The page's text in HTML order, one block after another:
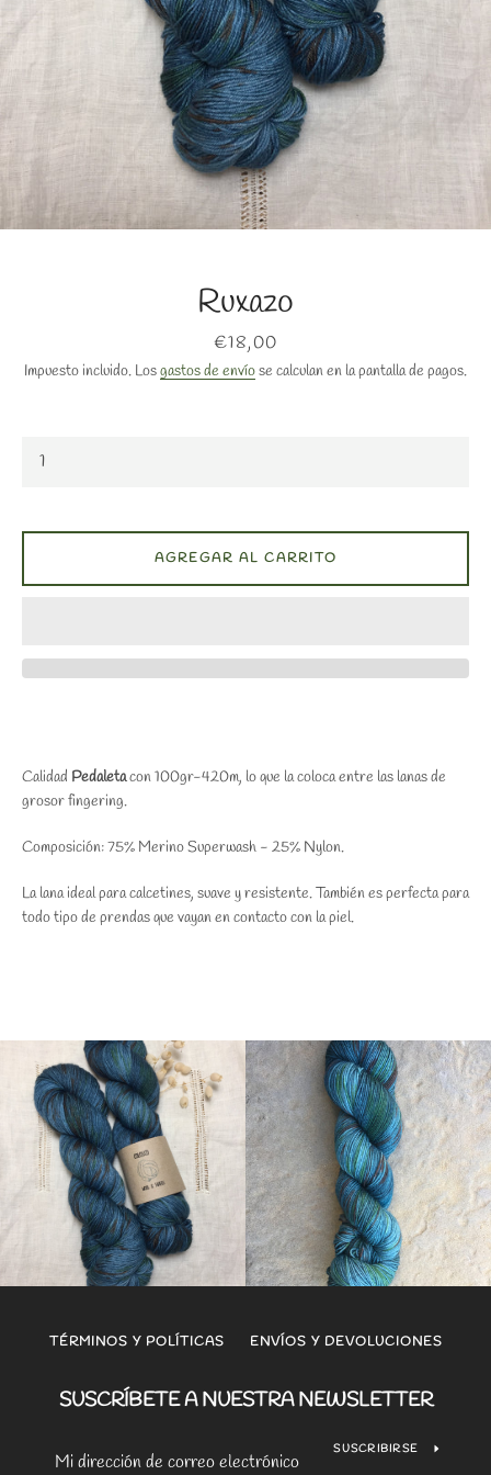
Ruxazo
Precio
€18,00
Impuesto incluido. Losgastos de envíose calculan en la pantalla de pagos.
Calidad Pedaletacon 100gr-420m, lo que la coloca entre las lanas de
grosor fingering.
Composición: 75% Merino Superwash - 25% Nylon.
La lana ideal para calcetines, suave y resistente. También es perfecta para
todo tipo de prendas que vayan en contacto con la piel.
AGREGAR AL CARRITO
TÉRMINOS Y POLÍTICAS ENVÍOS Y DEVOLUCIONES
SUSCRÍBETE A NUESTRA NEWSLETTER
SUSCRIBIRSE